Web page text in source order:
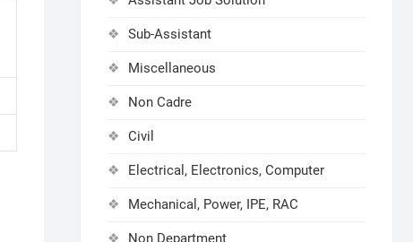
Sub-Assistant
Miscellaneous
Non Cadre
Civil
Electrical, Electronics, Computer
Mechanical, Power, IPE, RAC
Non Department